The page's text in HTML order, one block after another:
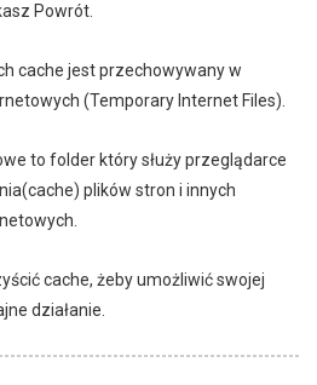
Powrót.
cache jest przechowywany w
(Temporary Internet Files).
to folder który służy przeglądarce
plików stron i innych
cache, żeby umożliwić swojej
działanie.